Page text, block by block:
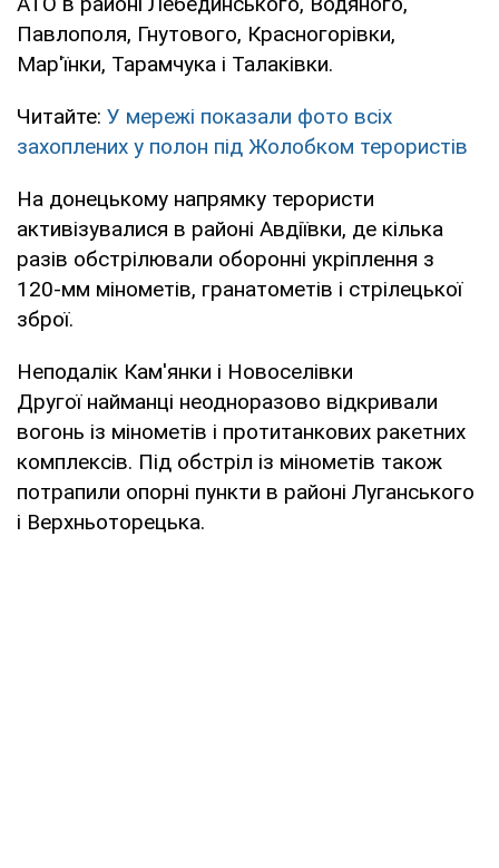
Павлополя, Гнутового, Красногорівки,
Мар'їнки, Тарамчука і Талаківки.
Читайте: У мережі показали фото всіх
захоплених у полон під Жолобком терористів
На донецькому напрямку терористи
активізувалися в районі Авдіївки, де кілька
разів обстрілювали оборонні укріплення з
120-мм мінометів, гранатометів і стрілецької
зброї.
Неподалік Кам'янки і Новоселівки
Другої найманці неодноразово відкривали
вогонь із мінометів і протитанкових ракетних
комплексів. Під обстріл із мінометів також
потрапили опорні пункти в районі Луганського
і Верхньоторецька.